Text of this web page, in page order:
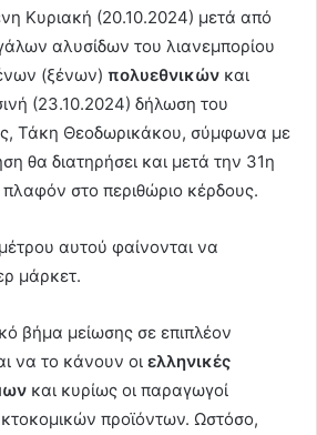
Κυριακή (20.10.2024) μετά από
αλυσίδων του λιανεμπορίου
(ξένων) πολυεθνικών και
(23.10.2024) δήλωση του
Τάκη Θεοδωρικάκου, σύμφωνα με
θα διατηρήσει και μετά την 31η
στο περιθώριο κέρδους.
αυτού φαίνονται να
μάρκετ.
βήμα μείωσης σε επιπλέον
να το κάνουν οι ελληνικές
και κυρίως οι παραγωγοί
προϊόντων. Ωστόσο,